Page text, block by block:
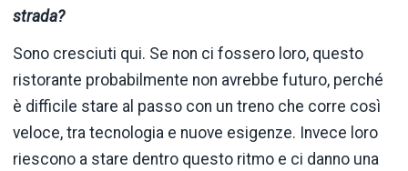
strada?
Sono cresciuti qui. Se non ci fossero loro, questo
ristorante probabilmente non avrebbe futuro, perché
è difficile stare al passo con un treno che corre così
veloce, tra tecnologia e nuove esigenze. Invece loro
riescono a stare dentro questo ritmo e ci danno una